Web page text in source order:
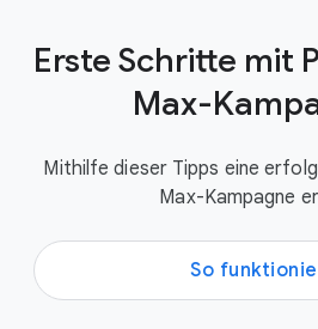
Erste Schritte mit
Max-
Mithilfe dieser Tipps eine
Max-Kampagne
So